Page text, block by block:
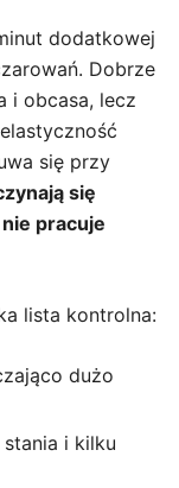
dodatkowej
Dobrze
i obcasa, lecz
się przy
się
pracuje
lista kontrolna:
dużo
i kilku